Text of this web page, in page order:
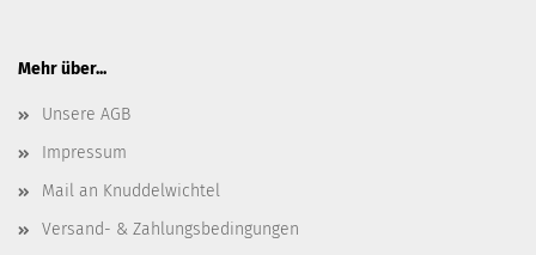
Mehr über...
Unsere AGB
Impressum
Mail an Knuddelwichtel
Versand- & Zahlungsbedingungen